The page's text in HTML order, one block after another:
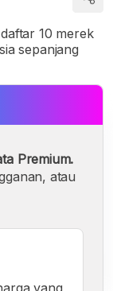
10 merek
sepanjang
Premium.
atau